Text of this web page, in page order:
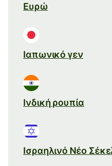
Ευρώ
Ιαπωνικό γεν
Ινδική ρουπία
Ισραηλινό Νέο